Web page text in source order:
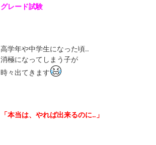
グレード試験
高学年や中学生になった頃‥
消極になってしまう子が
時々出てきます
「本当は、やれば出来るのに‥」